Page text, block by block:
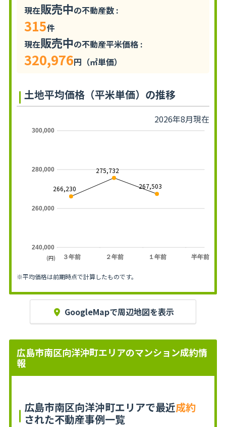
現在販売中の不動産数 :
315件
現在販売中の不動産平米価格 :
320,976円（㎡単価）
土地平均価格（平米単価）の推移
2026年8月現在
３年前 ２年前 １年前 半年前
240,000
260,000
280,000
300,000
266,230
275,732
267,503
(円)
※平均価格は前期時点で計算したものです。
GoogleMapで周辺地図を表示
広島市南区向洋沖町エリアのマンション成約情
報
広島市南区向洋沖町エリアで最近成約
された不動産事例一覧